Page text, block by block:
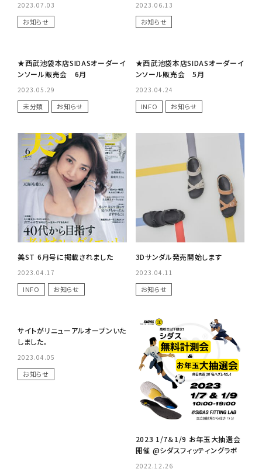
2023.07.03
お知らせ
2023.06.13
お知らせ
★西武池袋本店SIDASオーダーイ
ンソール販売会 6月
2023.05.29
未分類 お知らせ
★西武池袋本店SIDASオーダーイ
ンソール販売会 5月
2023.04.24
INFO お知らせ
美ST 6月号に掲載されました
2023.04.17
INFO お知らせ
3Dサンダル発売開始します
2023.04.11
お知らせ
サイトがリニューアルオープンいた
しました。
2023.04.05
お知らせ
2023 1/7＆1/9 お年玉大抽選会
開催 @シダスフィッティングラボ
2022.12.26